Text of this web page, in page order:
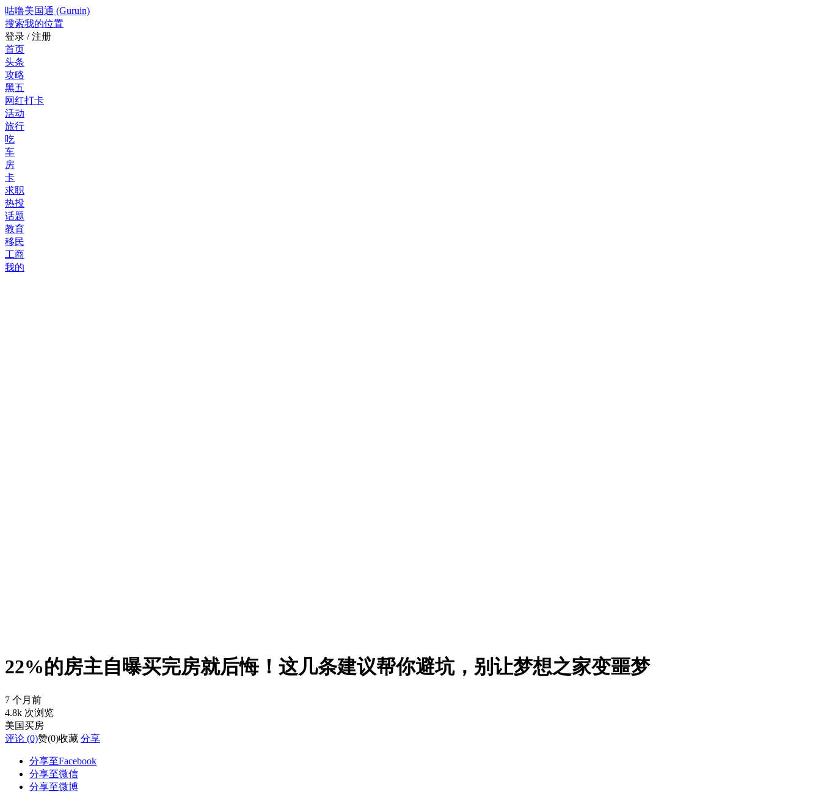
咕噜美国通 (Guruin)
搜索我的位置
登录 / 注册
首页
头条
攻略
黑五
网红打卡
活动
旅行
吃
车
房
卡
求职
热投
话题
教育
移民
工商
我的
22%的房主自曝买完房就后悔！这几条建议帮你避坑，别让梦想之家变噩梦
7 个月前
4.8k 次浏览
美国买房
评论 (0)赞(0)收藏 分享
分享至Facebook
分享至微信
分享至微博